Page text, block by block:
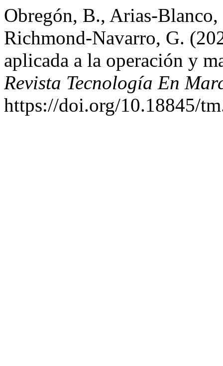
Obregón, B., Arias-
Richmond-Navarro, G.
aplicada a la operación y
Revista Tecnología En
https://doi.org/10.18845/